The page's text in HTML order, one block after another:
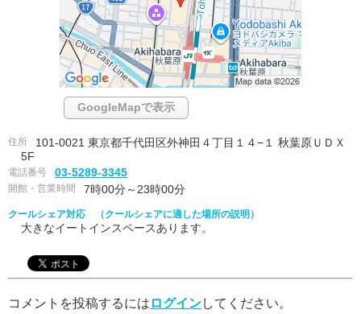
GoogleMapで表示
住所
101-0021 東京都千代田区外神田４丁目１４−１ 秋葉原ＵＤＸ
5F
電話番号 03-5289-3345
開館・営業時間 7時00分～23時00分
クールシェア対応 （クールシェアに適した場所の説明）
大きなイートインスペースあります。
コメントを投稿するには ログインしてください。